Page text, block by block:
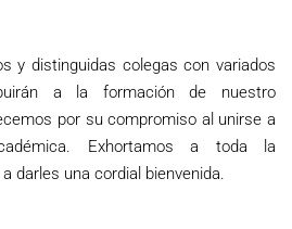
y distinguidas colegas con variados
a la formación de nuestro
por su compromiso al unirse a
Exhortamos a toda la
darles una cordial bienvenida.